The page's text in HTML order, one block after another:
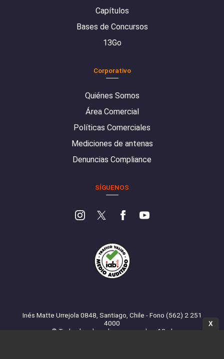
Capítulos
Bases de Concursos
13Go
Corporativo
Quiénes Somos
Área Comercial
Políticas Comerciales
Mediciones de antenas
Denuncias Compliance
SÍGUENOS
Inés Matte Urrejola 0848, Santiago, Chile - Fono (562) 2 251
4000
© Todos los derechos reservados. 13.cl
X